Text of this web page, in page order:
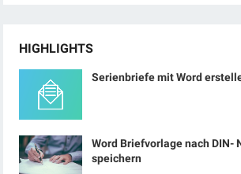
HIGHLIGHTS
Serienbriefe mit Word
Word Briefvorlage nach DIN-
speichern